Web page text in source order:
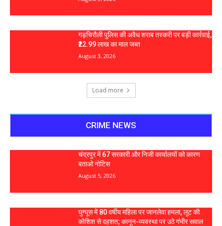
गड़चिरौली पुलिस की अवैध शराब तस्करी पर बड़ी कार्रवाई,
₹22.99 लाख का माल जब्त
August 3, 2026
Load more
CRIME NEWS
चंद्रपुर में 67 सरकारी और निजी कार्यालयों को कारण
बताओ नोटिस
August 5, 2026
घुग्घूस में 80 वर्षीय महिला पर जानलेवा हमला, लूट की
कोशिश से दहशत; कानून-व्यवस्था पर उठे गंभीर सवाल